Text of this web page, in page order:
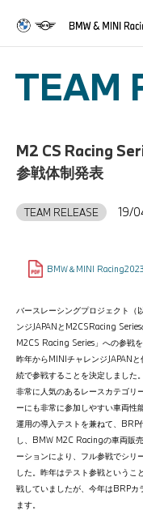
TEAM
M2 CS Racing
参戦体制発表
TEAM RELEASE 19/
BMW＆MINI
バースレーシングプロジェクト
ンジJAPANとM2CSRacing
M2CS Racing Series」への参戦
昨年からMINIチャレンジJAPAN
続で参戦することを決定しました
非常に人気のあるレースカテゴリ
ーにも非常に参加しやすい車両性
運用の導入テストを兼ねて、BRP
し、BMW M2C Racingの車両販
ーションにより、フル参戦でシリ
した。昨年はテスト参戦というこ
戦していましたが、今年はBRP
ます。